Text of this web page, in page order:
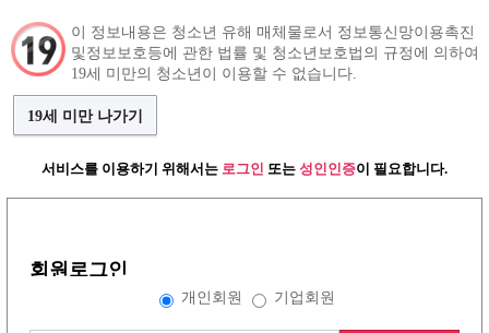
구인정보 인재정보 커뮤니티
노래방이야기(30건) 댓글쓰기
이진형
단순히 성형티가 나고 화려하냐
이 정보내용은 청소년 유해 매체물로서 정보통신망이용촉진
및정보보호등에 관한 법률 및 청소년보호법의 규정에 의하여
19세 미만의 청소년이 이용할 수 없습니다.
19세 미만 나가기
서비스를 이용하기 위해서는 로그인 또는 성인인증이 필요합니다.
회원로그인
개인회원 기업회원